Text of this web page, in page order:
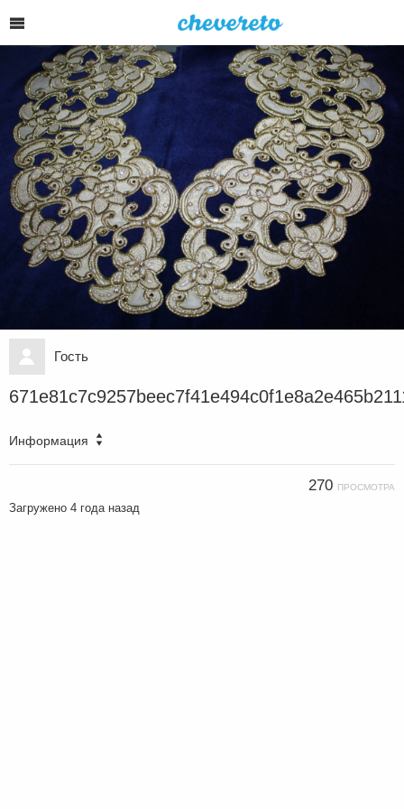
Гость
Информация
270 ПРОСМОТРА
Загружено 4 года назад